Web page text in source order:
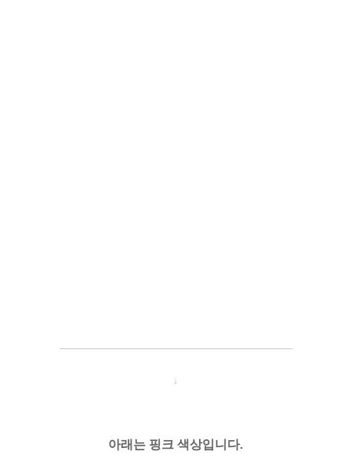
───────────────────────────
↓
아래는 핑크 색상입니다.